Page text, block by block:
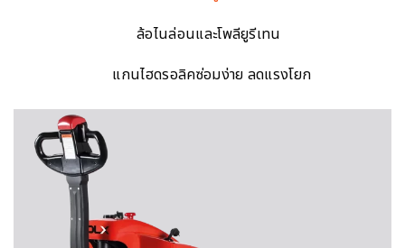
ล้อไนล่อนและโพลียูรีเทน
แกนไฮดรอลิคซ่อมง่าย ลดแรงโยก